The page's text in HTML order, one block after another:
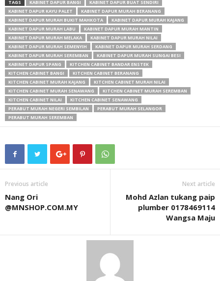
TAGS KABINET DAPUR BANGI
KABINET DAPUR BUAT SENDIRI
KABINET DAPUR KAYU PALET
KABINET DAPUR MURAH BERANANG
KABINET DAPUR MURAH BUKIT MAHKOTA
KABINET DAPUR MURAH KAJANG
KABINET DAPUR MURAH LABU
KABINET DAPUR MURAH MANTIN
KABINET DAPUR MURAH MELAKA
KABINET DAPUR MURAH NILAI
KABINET DAPUR MURAH SEMENYIH
KABINET DAPUR MURAH SERDANG
KABINET DAPUR MURAH SEREMBAN
KABINET DAPUR MURAH SUNGAI BESI
KABINET DAPUR SPANG
KITCHEN CABINET BANDAR ENSTEK
KITCHEN CABINET BANGI
KITCHEN CABINET BERANANG
KITCHEN CABINET MURAH KAJANG
KITCHEN CABINET MURAH NILAI
KITCHEN CABINET MURAH SENAWANG
KITCHEN CABINET MURAH SEREMBAN
KITCHEN CABINET NILAI
KITCHEN CABINET SENAWANG
PERABUT MURAH NEGERI SEMBILAN
PERABUT MURAH SELANGOR
PERABUT MURAH SEREMBAN
Previous article
Nang Ori
@MNSHOP.COM.MY
Next article
Mohd Azlan tukang paip
plumber 0178469114
Wangsa Maju